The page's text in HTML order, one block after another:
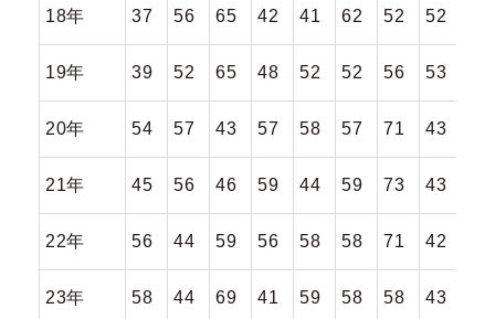
18年 37 56 65 42 41 62 52 52
19年 39 52 65 48 52 52 56 53
20年 54 57 43 57 58 57 71 43
21年 45 56 46 59 44 59 73 43
22年 56 44 59 56 58 58 71 42
23年 58 44 69 41 59 58 58 43